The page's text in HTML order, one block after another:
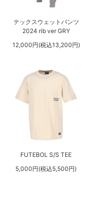
テックスウェットパンツ
2024 rib ver GRY
12,000円(税込13,200円)
FUTEBOL S/S TEE
5,000円(税込5,500円)